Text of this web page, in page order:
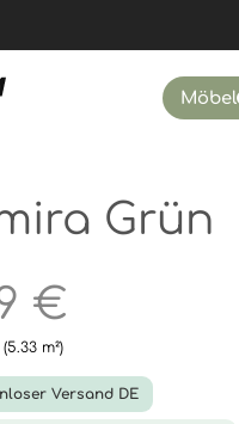
Möbel
Grün
€
(5.33 m²)
Versand DE